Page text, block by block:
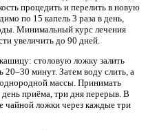
процедить и перелить в новую
по 15 капель 3 раза в день,
Минимальный курс лечения
увеличить до 90 дней.
столовую ложку залить
20–30 минут. Затем воду слить, а
однородной массы. Принимать
приёма, три дня перерыв. В
чайной ложки через каждые три